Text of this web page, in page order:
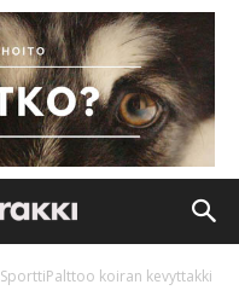
SporttiPalttoo koiran kevyttakki